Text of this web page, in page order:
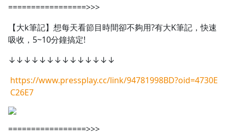
=================>>>
【大k筆記】想每天看節目時間卻不夠用?有大K筆記，快速
吸收，5~10分鐘搞定!
↓↓↓↓↓↓↓↓↓↓↓↓↓↓
https://www.pressplay.cc/link/94781998BD?oid=4730E
C26E7
=================>>>